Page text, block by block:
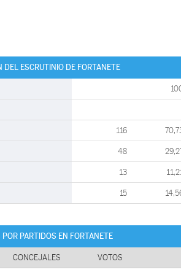
DEL ESCRUTINIO DE FORTANETE
116
48
13
15
PARTIDOS EN FORTANETE
CONCEJALES VOTOS